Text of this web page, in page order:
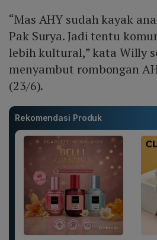
“Mas AHY sudah kayak
Pak Surya. Jadi tentu
lebih kultural,” kata Willy
menyambut rombongan
(23/6).
Rekomendasi Produk